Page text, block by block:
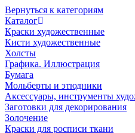
Вернуться к категориям
Каталог
Краски художественные
Кисти художественные
Холсты
Графика. Иллюстрация
Бумага
Мольберты и этюдники
Аксессуары, инструменты
Заготовки для декорирования
Золочение
Краски для росписи ткани